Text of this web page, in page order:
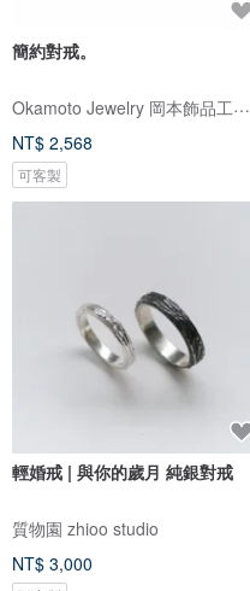
簡約對戒。
Okamoto Jewelry 岡本飾品工作室
NT$ 2,568
可客製
輕婚戒 | 與你的歲月 純銀對戒
質物園 zhioo studio
NT$ 3,000